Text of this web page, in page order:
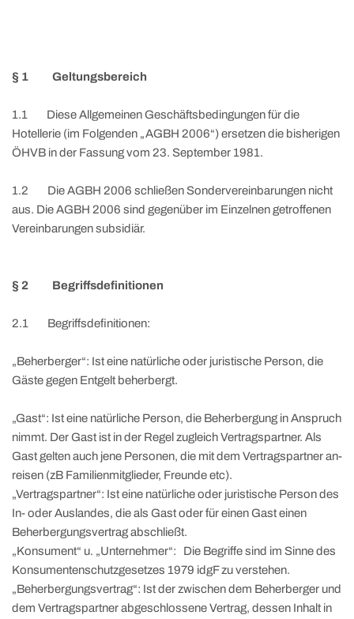
§ 1 Geltungsbereich
1.1 Diese Allgemeinen Geschäftsbedingungen für die
Hotellerie (im Folgenden „AGBH 2006“) ersetzen die bisherigen
ÖHVB in der Fassung vom 23. September 1981.
1.2 Die AGBH 2006 schließen Sondervereinbarungen nicht
aus. Die AGBH 2006 sind gegenüber im Einzelnen getroffenen
Vereinbarungen subsidiär.
§ 2 Begriffsdefinitionen
2.1 Begriffsdefinitionen:
„Beherberger“: Ist eine natürliche oder juristische Person, die
Gäste gegen Entgelt beherbergt.
„Gast“: Ist eine natürliche Person, die Beherbergung in Anspruch
nimmt. Der Gast ist in der Regel zugleich Vertragspartner. Als
Gast gelten auch jene Personen, die mit dem Vertragspartner an-
reisen (zB Familienmitglieder, Freunde etc).
„Vertragspartner“: Ist eine natürliche oder juristische Person des
In- oder Auslandes, die als Gast oder für einen Gast einen
Beherbergungsvertrag abschließt.
„Konsument“ u. „Unternehmer“: Die Begriffe sind im Sinne des
Konsumentenschutzgesetzes 1979 idgF zu verstehen.
„Beherbergungsvertrag“: Ist der zwischen dem Beherberger und
dem Vertragspartner abgeschlossene Vertrag, dessen Inhalt in